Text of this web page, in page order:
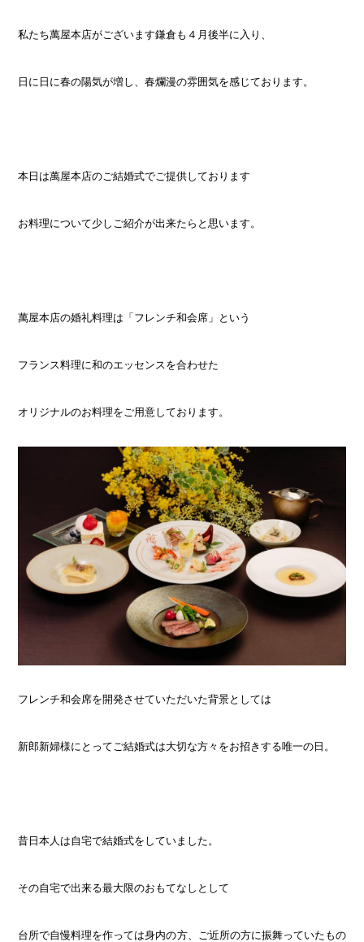
私たち萬屋本店がございます鎌倉も４月後半に入り、
日に日に春の陽気が増し、春爛漫の雰囲気を感じております。
本日は萬屋本店のご結婚式でご提供しております
お料理について少しご紹介が出来たらと思います。
萬屋本店の婚礼料理は「フレンチ和会席」という
フランス料理に和のエッセンスを合わせた
オリジナルのお料理をご用意しております。
フレンチ和会席を開発させていただいた背景としては
新郎新婦様にとってご結婚式は大切な方々をお招きする唯一の日。
昔日本人は自宅で結婚式をしていました。
その自宅で出来る最大限のおもてなしとして
台所で自慢料理を作っては身内の方、ご近所の方に振舞っていたもの